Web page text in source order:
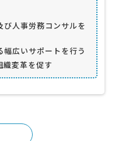
人事労務コンサルを
広いサポートを行う
織変革を促す